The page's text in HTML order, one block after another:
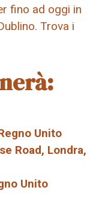
fino ad oggi in
Trova i
Unito
Road, Londra,
Unito